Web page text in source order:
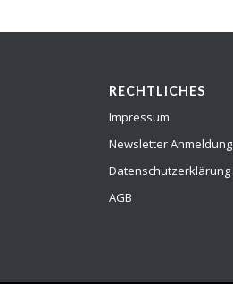
RECHTLICHES
Impressum
Newsletter Anmeldung
Datenschutzerklärung
AGB